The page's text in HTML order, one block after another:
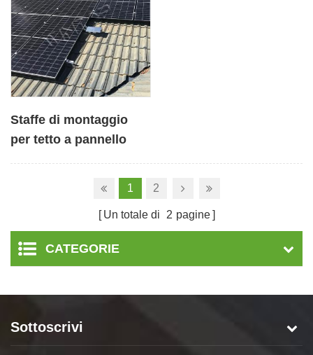
Staffe di montaggio
per tetto a pannello
1 2
Un totale di 2 pagine
CATEGORIE
Sottoscrivi